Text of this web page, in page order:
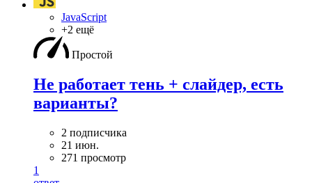
JavaScript
+2 ещё
Простой
Не работает тень + слайдер, есть
варианты?
2 подписчика
21 июн.
271 просмотр
1